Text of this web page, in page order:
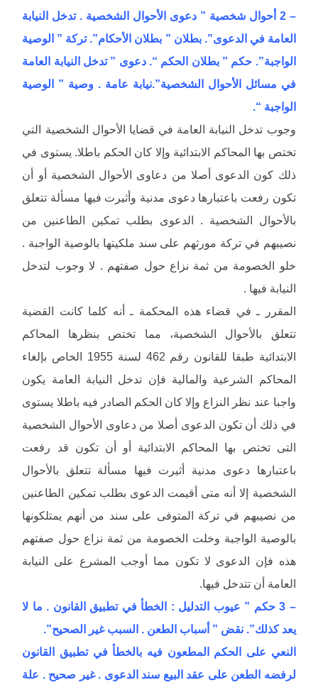
– 2 أحوال شخصية ” دعوى الأحوال الشخصية . تدخل النيابة
العامة في الدعوى”. بطلان ” بطلان الأحكام”. تركة ” الوصية
الواجبة”. حكم ” بطلان الحكم “. دعوى ” تدخل النيابة العامة
في مسائل الأحوال الشخصية”.نيابة عامة . وصية ” الوصية
الواجبة “.
وجوب تدخل النيابة العامة في قضايا الأحوال الشخصية التي
تختص بها المحاكم الابتدائية وإلا كان الحكم باطلا. يستوى في
ذلك كون الدعوى أصلا من دعاوى الأحوال الشخصية أو أن
تكون رفعت باعتبارها دعوى مدنية وأثيرت فيها مسألة تتعلق
بالأحوال الشخصية . الدعوى بطلب تمكين الطاعنين من
نصيبهم في تركة مورثهم على سند ملكيتها بالوصية الواجبة .
خلو الخصومة من ثمة نزاع حول صفتهم . لا وجوب لتدخل
النيابة فيها .
المقرر ـ في قضاء هذه المحكمة ـ أنه كلما كانت القضية
تتعلق بالأحوال الشخصية، مما تختص بنظرها المحاكم
الابتدائية طبقا للقانون رقم 462 لسنة 1955 الخاص بإلغاء
المحاكم الشرعية والمالية فإن تدخل النيابة العامة يكون
واجبا عند نظر النزاع وإلا كان الحكم الصادر فيه باطلا يستوى
في ذلك أن تكون الدعوى أصلا من دعاوى الأحوال الشخصية
التى تختص بها المحاكم الابتدائية أو أن تكون قد رفعت
باعتبارها دعوى مدنية أثيرت فيها مسألة تتعلق بالأحوال
الشخصية إلا أنه متى أقيمت الدعوى بطلب تمكين الطاعنين
من نصيبهم في تركة المتوفى على سند من أنهم يمتلكونها
بالوصية الواجبة وخلت الخصومة من ثمة نزاع حول صفتهم
هذه فإن الدعوى لا تكون مما أوجب المشرع على النيابة
العامة أن تتدخل فيها.
– 3 حكم ” عيوب التدليل : الخطأ في تطبيق القانون . ما لا
يعد كذلك”. نقض ” أسباب الطعن . السبب غير الصحيح”.
النعي على الحكم المطعون فيه بالخطأ في تطبيق القانون
لرفضه الطعن على عقد البيع سند الدعوى . غير صحيح . علة